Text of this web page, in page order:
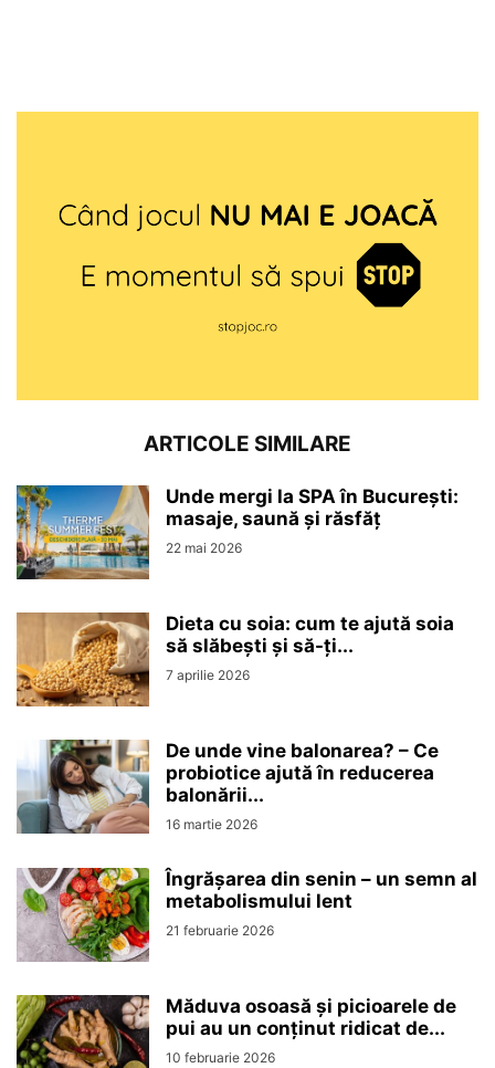
ARTICOLE SIMILARE
Unde mergi la SPA în București:
masaje, saună și răsfăț
22 mai 2026
Dieta cu soia: cum te ajută soia
să slăbești și să-ți...
7 aprilie 2026
De unde vine balonarea? – Ce
probiotice ajută în reducerea
balonării...
16 martie 2026
Îngrășarea din senin – un semn al
metabolismului lent
21 februarie 2026
Măduva osoasă și picioarele de
pui au un conținut ridicat de...
10 februarie 2026